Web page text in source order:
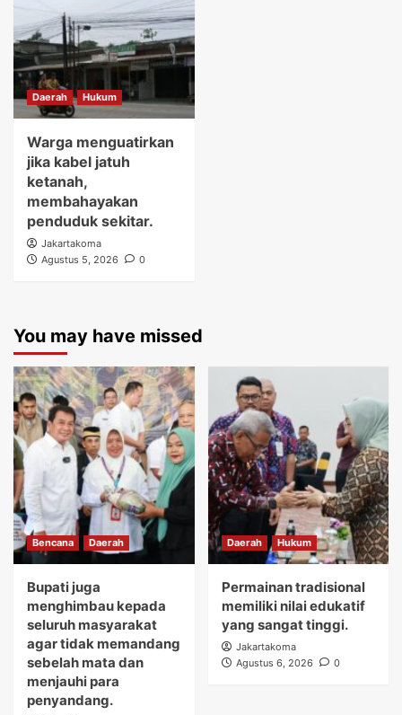
Daerah Hukum
Warga menguatirkan
jika kabel jatuh
ketanah,
membahayakan
penduduk sekitar.
Jakartakoma
Agustus 5, 2026
0
You may have missed
Bencana Daerah
Bupati juga
menghimbau kepada
seluruh masyarakat
agar tidak memandang
sebelah mata dan
menjauhi para
penyandang.
Daerah Hukum
Permainan tradisional
memiliki nilai edukatif
yang sangat tinggi.
Jakartakoma
Agustus 6, 2026
0